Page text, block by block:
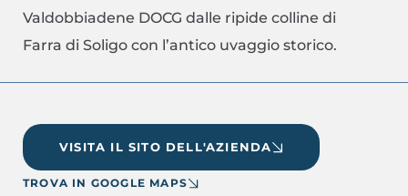
Valdobbiadene DOCG dalle ripide colline di
Farra di Soligo con l’antico uvaggio storico.
VISITA IL SITO DELL'AZIENDA
TROVA IN GOOGLE MAPS